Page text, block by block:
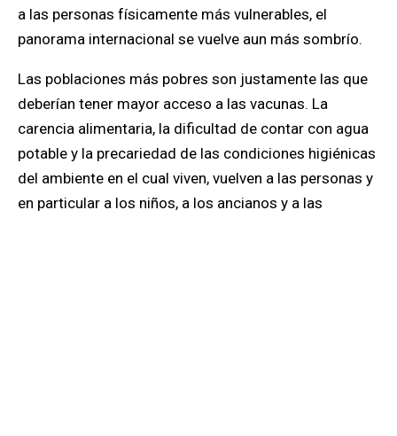
a las personas físicamente más vulnerables, el
panorama internacional se vuelve aun más sombrío.
Las poblaciones más pobres son justamente las que
deberían tener mayor acceso a las vacunas. La
carencia alimentaria, la dificultad de contar con agua
potable y la precariedad de las condiciones higiénicas
del ambiente en el cual viven, vuelven a las personas y
en particular a los niños, a los ancianos y a las